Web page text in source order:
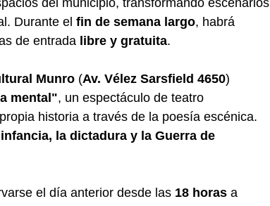
del municipio, transformando escenarios
Durante el fin de semana largo, habrá
de entrada libre y gratuita.
Munro (Av. Vélez Sarsfield 4650)
mental", un espectáculo de teatro
historia a través de la poesía escénica.
la dictadura y la Guerra de
el día anterior desde las 18 horas a